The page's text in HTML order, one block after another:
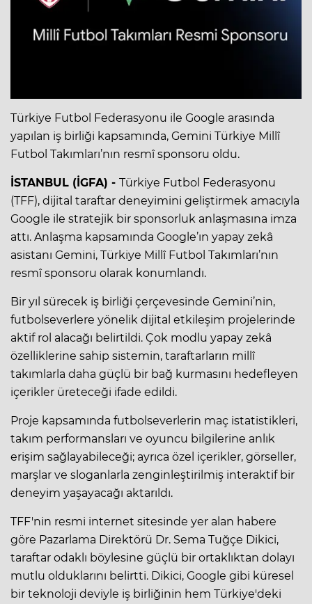
Türkiye Futbol Federasyonu ile Google arasında
yapılan iş birliği kapsamında, Gemini Türkiye Millî
Futbol Takımları’nın resmî sponsoru oldu.
İSTANBUL (İGFA) - Türkiye Futbol Federasyonu
(TFF), dijital taraftar deneyimini geliştirmek amacıyla
Google ile stratejik bir sponsorluk anlaşmasına imza
attı. Anlaşma kapsamında Google’ın yapay zekâ
asistanı Gemini, Türkiye Millî Futbol Takımları’nın
resmî sponsoru olarak konumlandı.
Bir yıl sürecek iş birliği çerçevesinde Gemini’nin,
futbolseverlere yönelik dijital etkileşim projelerinde
aktif rol alacağı belirtildi. Çok modlu yapay zekâ
özelliklerine sahip sistemin, taraftarların millî
takımlarla daha güçlü bir bağ kurmasını hedefleyen
içerikler üreteceği ifade edildi.
Proje kapsamında futbolseverlerin maç istatistikleri,
takım performansları ve oyuncu bilgilerine anlık
erişim sağlayabileceği; ayrıca özel içerikler, görseller,
marşlar ve sloganlarla zenginleştirilmiş interaktif bir
deneyim yaşayacağı aktarıldı.
TFF'nin resmi internet sitesinde yer alan habere
göre Pazarlama Direktörü Dr. Sema Tuğçe Dikici,
taraftar odaklı böylesine güçlü bir ortaklıktan dolayı
mutlu olduklarını belirtti. Dikici, Google gibi küresel
bir teknoloji deviyle iş birliğinin hem Türkiye'deki